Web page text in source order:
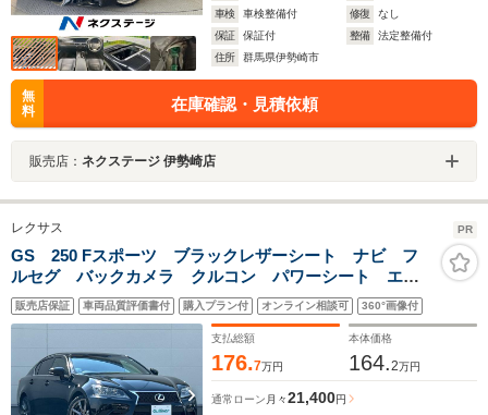
車検
車検整備付 修復
なし
保証
保証付 整備
法定整備付
住所
群馬県伊勢崎市
無
料
在庫確認・見積依頼
販売店： ネクステージ 伊勢崎店
レクサス PR
GS 250 Fスポーツ ブラックレザーシート ナビ フ
ルセグ バックカメラ クルコン パワーシート エア
シート シートヒーター パワーシート ドラレコ パ
ドルシフト スマートキー 19インチAW LEDライト
販売店保証 車両品質評価書付 購入プラン付 オンライン相談可 360°画像付
支払総額
176.7万円
本体価格
164.2万円
通常ローン 月々21,400円